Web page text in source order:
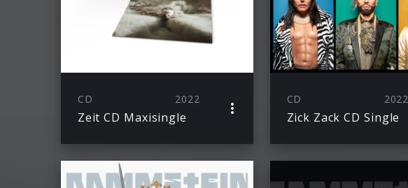
CD 2022
Zeit CD Maxisingle
CD 2022
Zick Zack CD Single